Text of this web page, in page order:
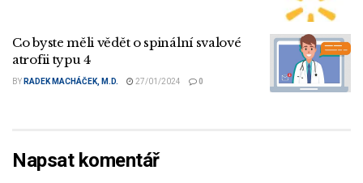
Co byste měli vědět o spinální svalové
atrofii typu 4
BY RADEK MACHÁČEK, M.D. 27/01/2024 0
Napsat komentář